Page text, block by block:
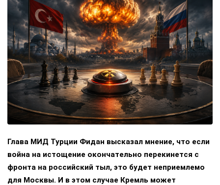
Глава МИД Турции Фидан высказал мнение, что если
война на истощение окончательно перекинется с
фронта на российский тыл, это будет неприемлемо
для Москвы. И в этом случае Кремль может